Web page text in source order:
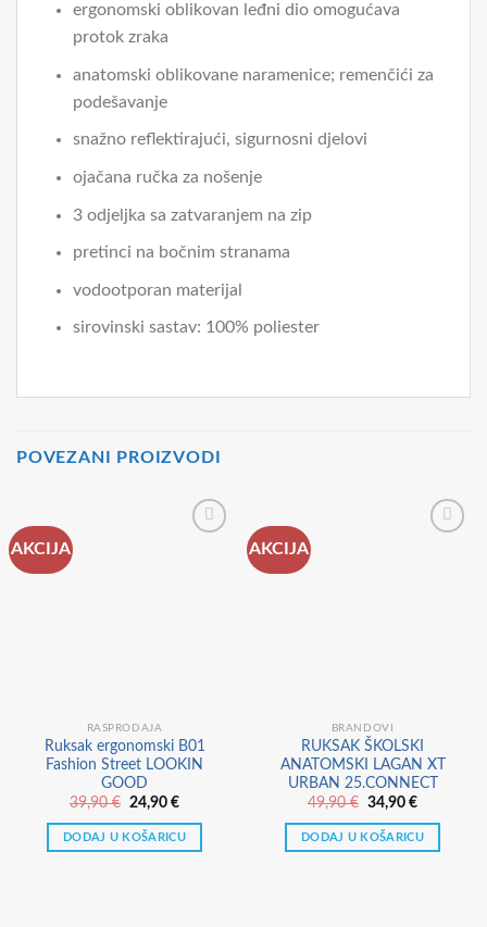
ergonomski oblikovan leđni dio omogućava
protok zraka
anatomski oblikovane naramenice; remenčići za
podešavanje
snažno reflektirajući, sigurnosni djelovi
ojačana ručka za nošenje
3 odjeljka sa zatvaranjem na zip
pretinci na bočnim stranama
vodootporan materijal
sirovinski sastav: 100% poliester
POVEZANI PROIZVODI
AKCIJA
RASPRODAJA
Ruksak ergonomski B01
Fashion Street LOOKIN
GOOD
39,90€ Izvorna
bila
je:
24,90€Trenutna
je:
24,90 €.
DODAJ U KOŠARICU
AKCIJA
BRANDOVI
RUKSAK ŠKOLSKI
ANATOMSKI LAGAN XT
URBAN 25.CONNECT
49,90€ Izvorna
bila
je:
34,90€Trenutna
je:
34,90 €.
DODAJ U KOŠARICU